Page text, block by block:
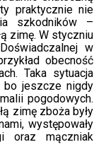
praktycznie nie
szkodników –
zimę. W styczniu
w
obecność
Taka sytuacja
bo jeszcze nigdy
pogodowych.
zimę zboża były
występowały
oraz mączniak